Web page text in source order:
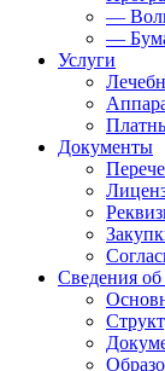
—
—
Услуги
Документы
Сведения об